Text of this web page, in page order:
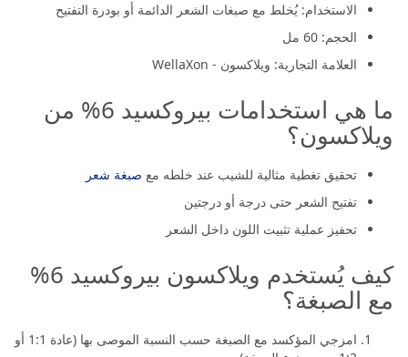
الاستخدام: يُخلط مع صبغات الشعر الدائمة أو بودرة التفتيح
الحجم: 60 مل
العلامة التجارية: ويلاكسون - WellaXon
ما هي استخدامات بيروكسيد 6% من
ويلاكسون؟
تحقيق تغطية مثالية للشيب عند خلطه مع صبغة شعر
تفتيح الشعر حتى درجة أو درجتين
تحفيز عملية تثبيت اللون داخل الشعر
كيف يُستخدم ويلاكسون بيروكسيد 6%
مع الصبغة؟
امزجي المؤكسد مع الصبغة حسب النسبة الموصى بها (عادة 1:1 أو